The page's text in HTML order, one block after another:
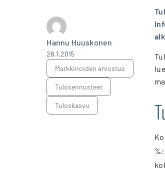
Hannu Huuskonen
28.1.2015
markkinoiden arvostus
tulosennusteet
tuloskasvu